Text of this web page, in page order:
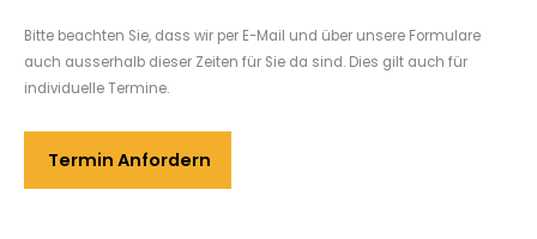
Bitte beachten Sie, dass wir per E-Mail und über unsere Formulare
auch ausserhalb dieser Zeiten für Sie da sind. Dies gilt auch für
individuelle Termine.
Termin Anfordern